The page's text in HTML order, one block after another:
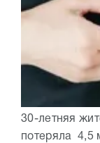
30-летняя
потеряла 4,5